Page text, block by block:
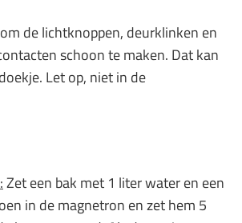
de lichtknoppen, deurklinken en
schoon te maken. Dat kan
Let op, niet in de
Zet een bak met 1 liter water en een
in de magnetron en zet hem 5